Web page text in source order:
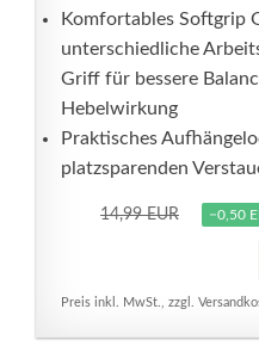
Komfortables Softgrip
unterschiedliche
Griff für bessere
Hebelwirkung
Praktisches
platzsparenden
14,99 EUR −0,50
Preis inkl. MwSt., zzgl.